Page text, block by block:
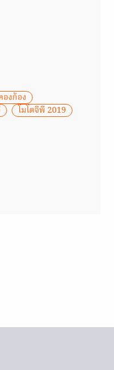
องก้อง
โมโตจีพี 2019